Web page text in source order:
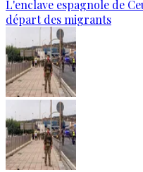
L'enclave espagnole de
départ des migrants